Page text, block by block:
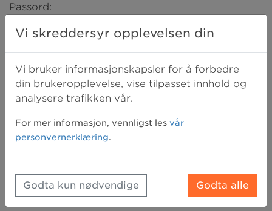
Passord:
LOGG INN
Vi skreddersyr opplevelsen din
Vi bruker informasjonskapsler for å forbedre
din brukeropplevelse, vise tilpasset innhold og
analysere trafikken vår.
For mer informasjon, vennligst les vår
personvernerklæring.
Godta kun nødvendige Godta alle